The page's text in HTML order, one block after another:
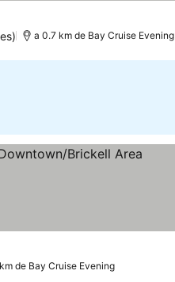
a 0.7 km de Bay Cruise Evening
de Bay Cruise Evening